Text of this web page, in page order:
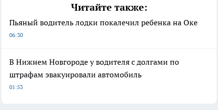
Читайте также:
Пьяный водитель лодки покалечил ребенка на Оке
06:30
В Нижнем Новгороде у водителя с долгами по
штрафам эвакуировали автомобиль
01:53